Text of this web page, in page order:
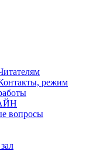
режим
вопросы